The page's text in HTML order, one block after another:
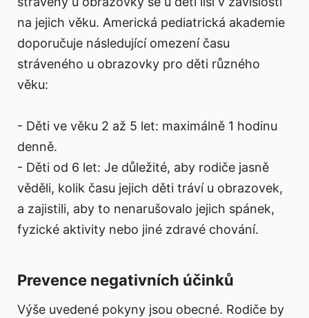
na jejich věku. Americká pediatrická akademie
doporučuje následující omezení času
stráveného u obrazovky pro děti různého
věku:
- Děti ve věku 2 až 5 let: maximálně 1 hodinu
denně.
- Děti od 6 let: Je důležité, aby rodiče jasně
věděli, kolik času jejich děti tráví u obrazovek,
a zajistili, aby to nenarušovalo jejich spánek,
fyzické aktivity nebo jiné zdravé chování.
Prevence negativních účinků
Výše uvedené pokyny jsou obecné. Rodiče by